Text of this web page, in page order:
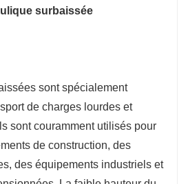
sont spécialement
de charges lourdes et
sont couramment utilisés pour
de construction, des
des équipements industriels et